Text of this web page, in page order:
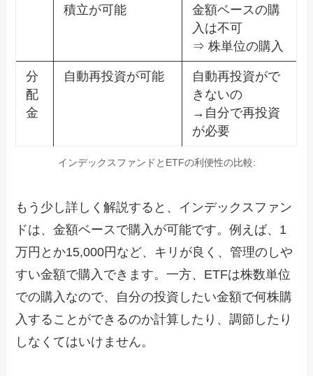
積立が可能
金額ベースの購
入は不可
⇒ 株単位の購入
分
配
金
自動再投資が可能
自動再投資がで
きないの
→自分で再投資
が必要
インデックスファンドとETFの利便性の比較:
もう少し詳しく解説すると、インデックスファン
ドは、金額ベースで購入が可能です。例えば、1
万円とか15,000円など、キリが良く、管理のしや
すい金額で購入できます。一方、ETFは株数単位
での購入なので、自分の投資したい金額で何株購
入することができるのか計算したり、調節したり
しなくてはいけません。